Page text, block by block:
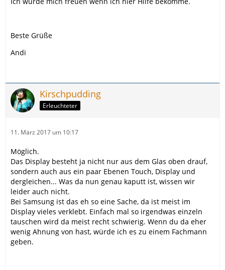
Beste Grüße
Andi
Kirschpudding
Erleuchteter
11. März 2017 um 10:17
Möglich.
Das Display besteht ja nicht nur aus dem Glas oben drauf,
sondern auch aus ein paar Ebenen Touch, Display und
dergleichen... Was da nun genau kaputt ist, wissen wir
leider auch nicht.
Bei Samsung ist das eh so eine Sache, da ist meist im
Display vieles verklebt. Einfach mal so irgendwas einzeln
tauschen wird da meist recht schwierig. Wenn du da eher
wenig Ahnung von hast, würde ich es zu einem Fachmann
geben.